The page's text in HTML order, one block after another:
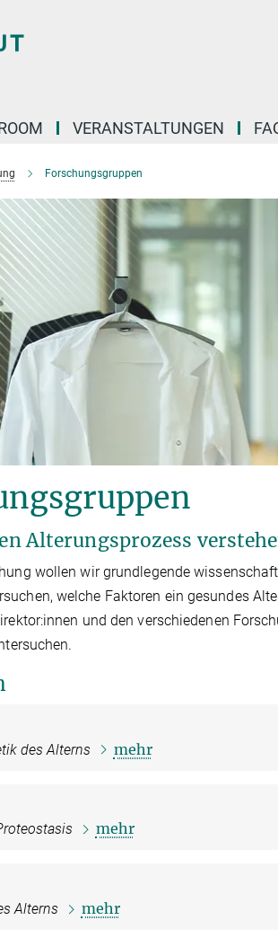
VERANSTALTUNGEN
Forschungsgruppen
Alterungsprozess
wollen wir grundlegende
welche Faktoren ein gesundes
und den verschiedenen
des Alterns mehr
mehr
Alterns mehr